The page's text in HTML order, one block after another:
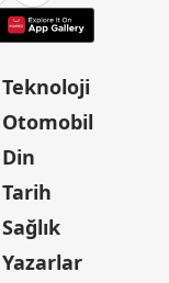
Teknoloji
Otomobil
Din
Tarih
Sağlık
Yazarlar